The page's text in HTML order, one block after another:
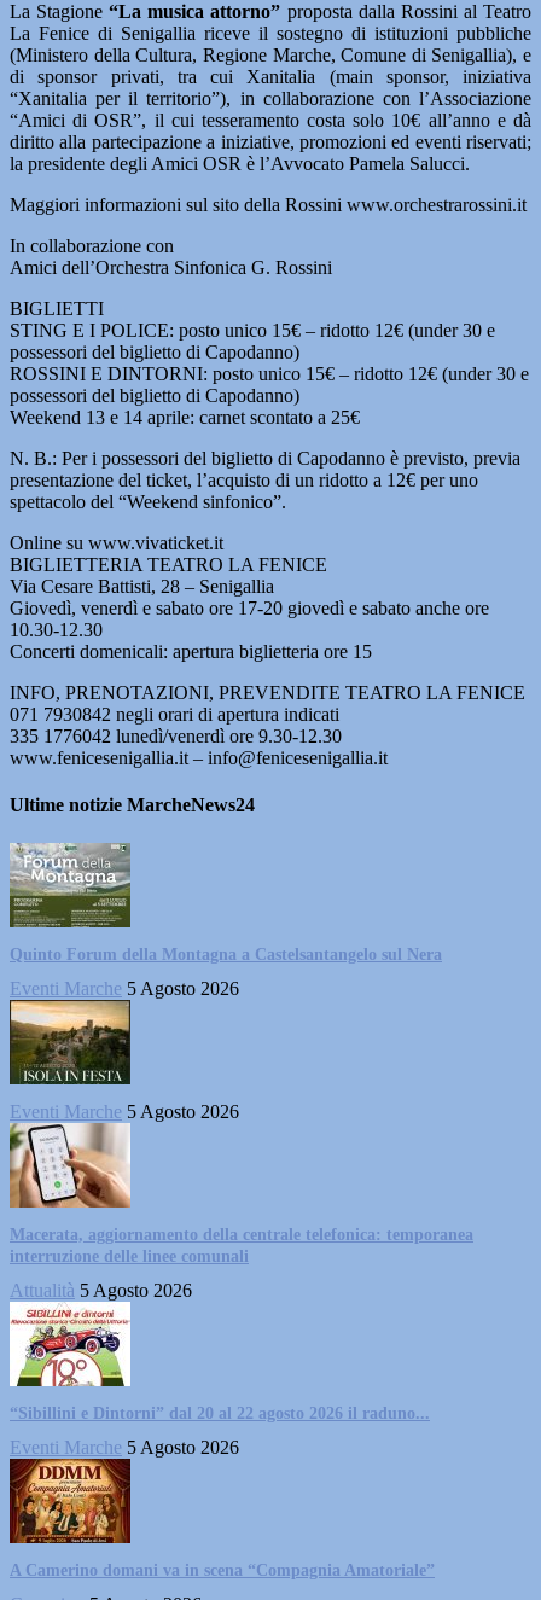
La Stagione“La musica attorno” proposta dalla Rossini al Teatro
La Fenice di Senigallia riceve il sostegno di istituzioni pubbliche
(Ministero della Cultura, Regione Marche, Comune di Senigallia), e
di sponsor privati, tra cui Xanitalia (main sponsor, iniziativa
“Xanitalia per il territorio”), in collaborazione con l’Associazione
“Amici di OSR”, il cui tesseramento costa solo 10€ all’anno e dà
diritto alla partecipazione a iniziative, promozioni ed eventi riservati;
la presidente degli Amici OSR è l’Avvocato Pamela Salucci.
Maggiori informazioni sul sito della Rossini www.orchestrarossini.it
In collaborazione con
Amici dell’Orchestra Sinfonica G. Rossini
BIGLIETTI
STING E I POLICE: posto unico 15€ – ridotto 12€ (under 30 e
possessori del biglietto di Capodanno)
ROSSINI E DINTORNI: posto unico 15€ – ridotto 12€ (under 30 e
possessori del biglietto di Capodanno)
Weekend 13 e 14 aprile: carnet scontato a 25€
N. B.: Per i possessori del biglietto di Capodanno è previsto, previa
presentazione del ticket, l’acquisto di un ridotto a 12€ per uno
spettacolo del “Weekend sinfonico”.
Online su www.vivaticket.it
BIGLIETTERIA TEATRO LA FENICE
Via Cesare Battisti, 28 – Senigallia
Giovedì, venerdì e sabato ore 17-20 giovedì e sabato anche ore
10.30-12.30
Concerti domenicali: apertura biglietteria ore 15
INFO, PRENOTAZIONI, PREVENDITE TEATRO LA FENICE
071 7930842 negli orari di apertura indicati
335 1776042 lunedì/venerdì ore 9.30-12.30
www.fenicesenigallia.it – info@fenicesenigallia.it
Ultime notizie MarcheNews24
Quinto Forum della Montagna a Castelsantangelo sul Nera
Eventi Marche 5 Agosto 2026
Eventi Marche 5 Agosto 2026
Macerata, aggiornamento della centrale telefonica: temporanea
interruzione delle linee comunali
Attualità 5 Agosto 2026
“Sibillini e Dintorni” dal 20 al 22 agosto 2026 il raduno...
Eventi Marche 5 Agosto 2026
A Camerino domani va in scena “Compagnia Amatoriale”